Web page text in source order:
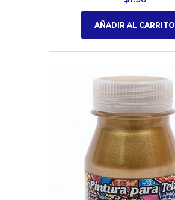
AÑADIR AL CARRITO